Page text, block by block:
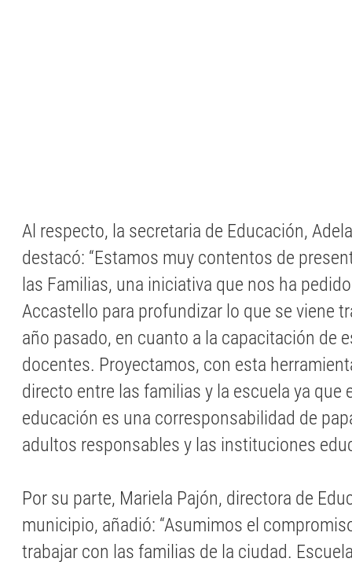
Al respecto, la secretaria de Educación,
destacó: “Estamos muy contentos de
las Familias, una iniciativa que nos ha
Accastello para profundizar lo que se viene
año pasado, en cuanto a la capacitación de
docentes. Proyectamos, con esta
directo entre las familias y la escuela ya que
educación es una corresponsabilidad de
adultos responsables y las instituciones
Por su parte, Mariela Pajón, directora de
municipio, añadió: “Asumimos el
trabajar con las familias de la ciudad.